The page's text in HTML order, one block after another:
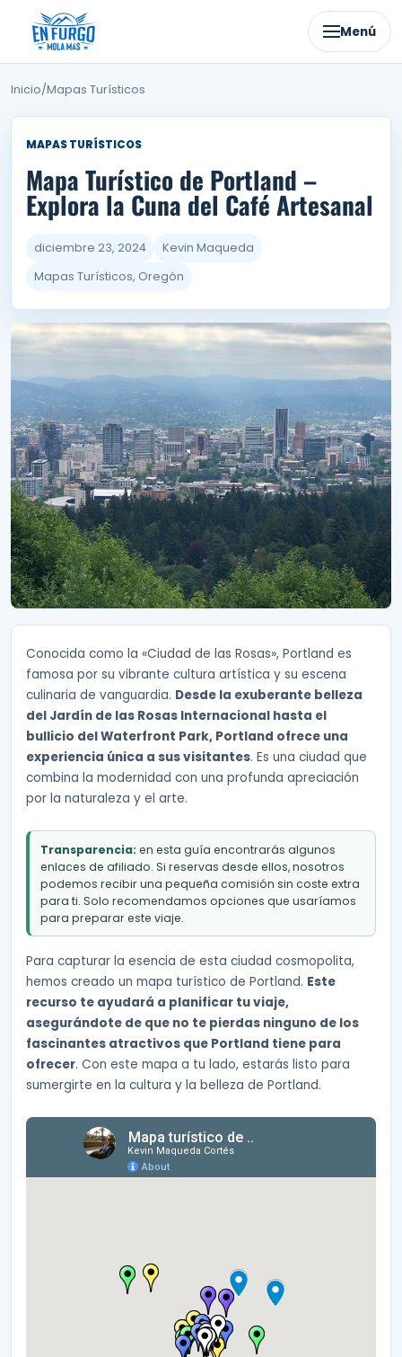
contenido
Menú
Inicio/Mapas Turísticos
MAPAS TURÍSTICOS
Mapa Turístico de Portland –
Explora la Cuna del Café Artesanal
diciembre 23, 2024
Kevin Maqueda
Mapas Turísticos, Oregón
Conocida como la «Ciudad de las Rosas», Portland es
famosa por su vibrante cultura artística y su escena
culinaria de vanguardia. Desde la exuberante belleza
del Jardín de las Rosas Internacional hasta el
bullicio del Waterfront Park, Portland ofrece una
experiencia única a sus visitantes. Es una ciudad que
combina la modernidad con una profunda apreciación
por la naturaleza y el arte.
Transparencia: en esta guía encontrarás algunos
enlaces de afiliado. Si reservas desde ellos, nosotros
podemos recibir una pequeña comisión sin coste extra
para ti. Solo recomendamos opciones que usaríamos
para preparar este viaje.
Para capturar la esencia de esta ciudad cosmopolita,
hemos creado un mapa turístico de Portland. Este
recurso te ayudará a planificar tu viaje,
asegurándote de que no te pierdas ninguno de los
fascinantes atractivos que Portland tiene para
ofrecer. Con este mapa a tu lado, estarás listo para
sumergirte en la cultura y la belleza de Portland.